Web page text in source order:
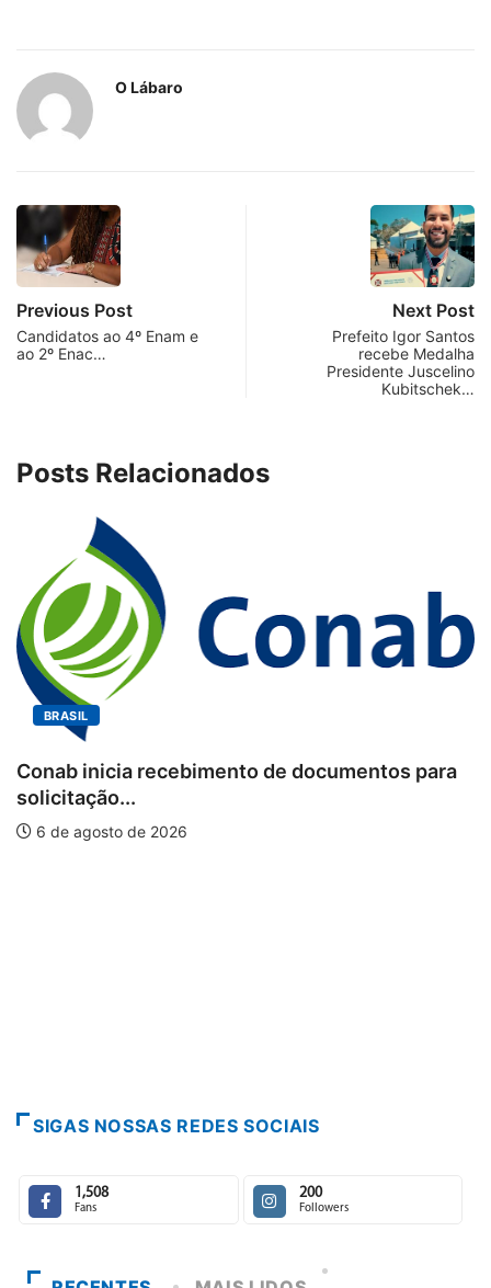
O Lábaro
Previous Post
Candidatos ao 4º Enam e
ao 2º Enac…
Next Post
Prefeito Igor Santos
recebe Medalha
Presidente Juscelino
Kubitschek…
Posts Relacionados
de documentos para BRASIL
SIGAS NOSSAS REDES SOCIAIS
1,508
Fans
200
Followers